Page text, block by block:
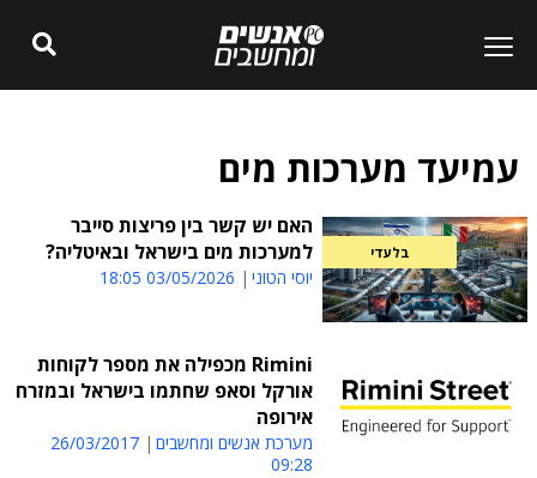
עמיעד מערכות מים
בלעדי
האם יש קשר בין פריצות סייבר
למערכות מים בישראל ובאיטליה?
יוסי הטוני 03/05/2026 18:05
Rimini מכפילה את מספר לקוחות
אורקל וסאפ שחתמו בישראל ובמזרח
אירופה
מערכת אנשים ומחשבים
26/03/2017
09:28